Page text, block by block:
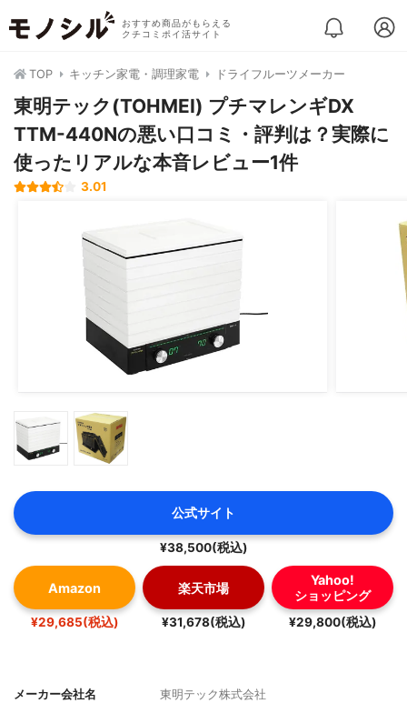
おすすめ商品がもらえる
クチコミポイ活サイト
TOP キッチン家電・調理家電 ドライフルーツメーカー
東明テック(TOHMEI) プチマレンギDX
TTM-440Nの悪い口コミ・評判は？実際に
使ったリアルな本音レビュー1件
3.01
公式サイト
¥38,500(税込)
Amazon
¥29,685(税込)
楽天市場
¥31,678(税込)
Yahoo!
ショッピング
¥29,800(税込)
メーカー会社名
東明テック株式会社